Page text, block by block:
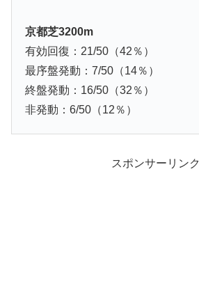
京都芝3200m
有効回復：21/50（42％）
最序盤発動：7/50（14％）
終盤発動：16/50（32％）
非発動：6/50（12％）
スポンサーリンク